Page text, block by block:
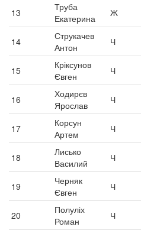
13
Труба
Екатерина
Ж
14
Струкачев
Антон
Ч
15
Кріксунов
Євген
Ч
16
Ходирєв
Ярослав
Ч
17
Корсун
Артем
Ч
18
Лисько
Василий
Ч
19
Черняк
Євген
Ч
20
Полуліх
Роман
Ч